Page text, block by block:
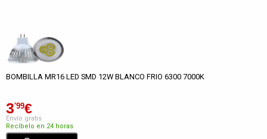
BOMBILLA MR16 LED SMD 12W BLANCO FRIO 6300 7000K
3'99€
Envío gratis
Recíbelo en 24 horas